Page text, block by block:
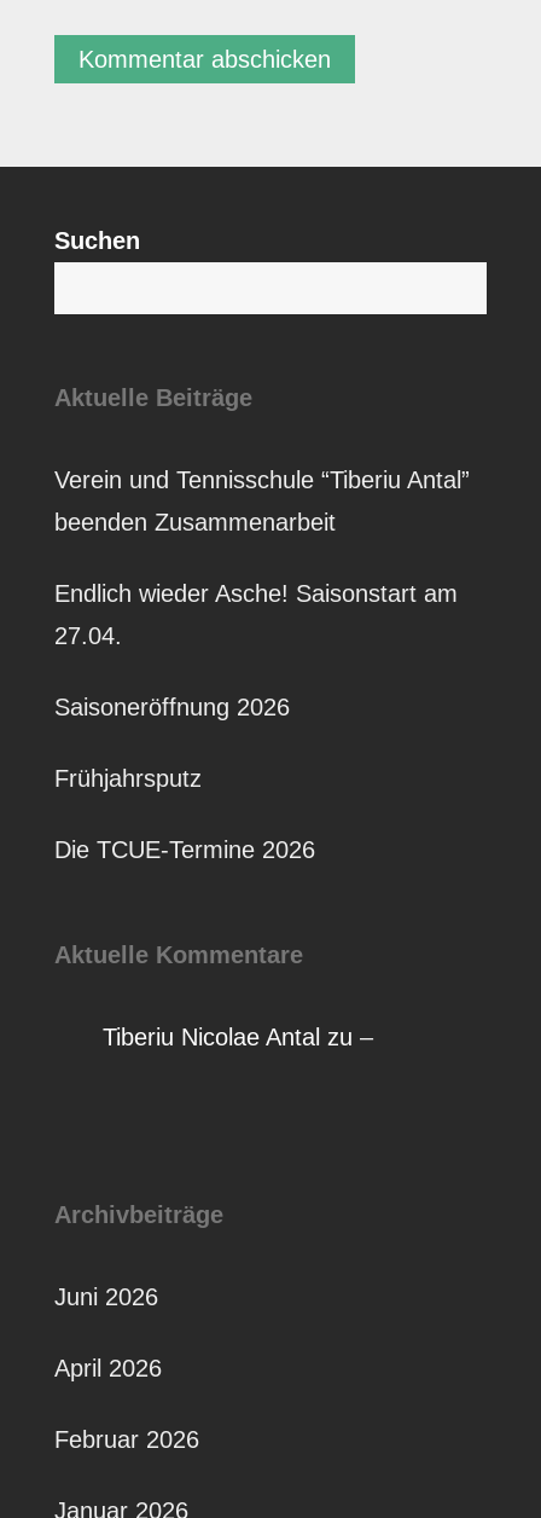
Suchen
Aktuelle Beiträge
Verein und Tennisschule “Tiberiu Antal”
beenden Zusammenarbeit
Endlich wieder Asche! Saisonstart am
27.04.
Saisoneröffnung 2026
Frühjahrsputz
Die TCUE-Termine 2026
Aktuelle Kommentare
Tiberiu Nicolae Antal zu –
Archivbeiträge
Juni 2026
April 2026
Februar 2026
Januar 2026